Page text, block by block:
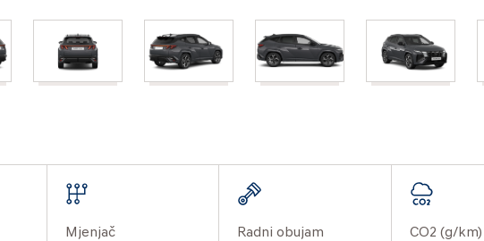
Mjenjač Radni obujam CO2 (g/km)